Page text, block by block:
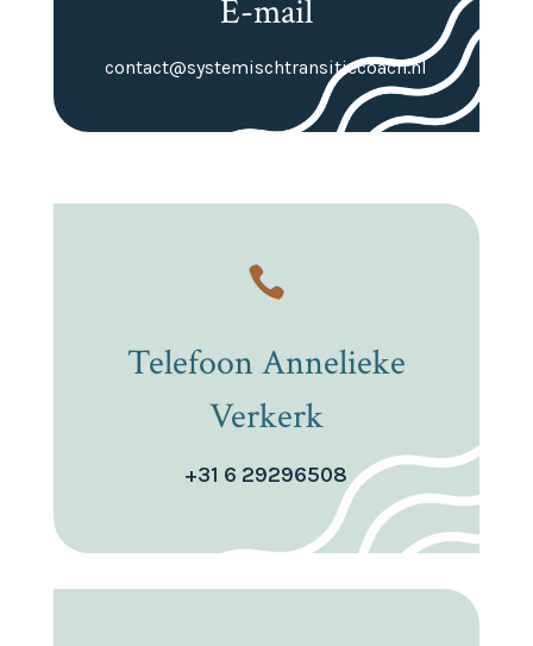
E-mail
contact@systemischtransitiecoach.nl

Telefoon Annelieke
Verkerk
+31 6 29296508